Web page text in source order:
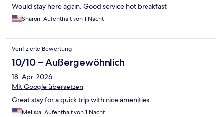
Would stay here again. Good service hot breakfast
Sharon, Aufenthalt von 1 Nacht
Verifizierte Bewertung
10/10 – Außergewöhnlich
18. Apr. 2026
Mit Google übersetzen
Great stay for a quick trip with nice amenities.
Melissa, Aufenthalt von 1 Nacht